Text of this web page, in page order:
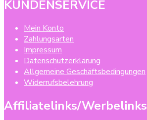
KUNDENSERVICE
Mein Konto
Zahlungsarten
Impressum
Datenschutzerklärung
Allgemeine Geschäftsbedingungen
Widerrufsbelehrung
Affiliatelinks/Werbelinks